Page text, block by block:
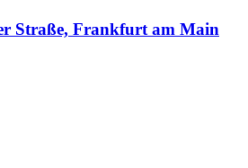
Straße, Frankfurt am Main